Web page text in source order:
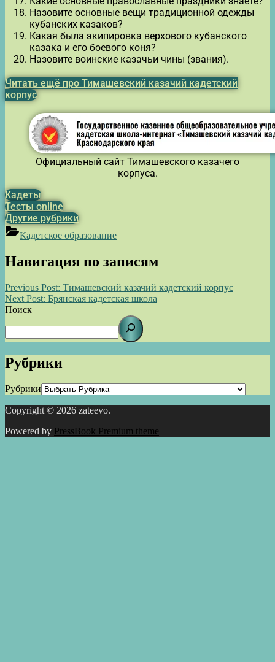
Назовите основные вещи традиционной одежды
кубанских казаков?
Какая была экипировка верхового кубанского
казака и его боевого коня?
Назовите воинские казачьи чины (звания).
Читать ещё про Тимашевский казачий кадетский
корпус
Официальный сайт Тимашевского казачего
корпуса.
Кадеты
Тесты online
Другие рубрики
Кадетское образование
Навигация по записям
Previous Post: Тимашевский казачий кадетский корпус
Next Post: Брянская кадетская школа
Поиск
Рубрики
Рубрики
Copyright © 2026 zateevo.
Powered by PressBook Premium theme